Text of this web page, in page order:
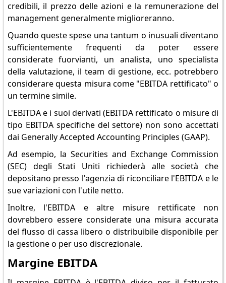
credibili, il prezzo delle azioni e la remunerazione del
management generalmente miglioreranno.
Quando queste spese una tantum o inusuali diventano
sufficientemente frequenti da poter essere
considerate fuorvianti, un analista, uno specialista
della valutazione, il team di gestione, ecc. potrebbero
considerare questa misura come "EBITDA rettificato" o
un termine simile.
L'EBITDA e i suoi derivati (EBITDA rettificato o misure di
tipo EBITDA specifiche del settore) non sono accettati
dai Generally Accepted Accounting Principles (GAAP).
Ad esempio, la Securities and Exchange Commission
(SEC) degli Stati Uniti richiederà alle società che
depositano presso l'agenzia di riconciliare l'EBITDA e le
sue variazioni con l'utile netto.
Inoltre, l'EBITDA e altre misure rettificate non
dovrebbero essere considerate una misura accurata
del flusso di cassa libero o distribuibile disponibile per
la gestione o per uso discrezionale.
Margine EBITDA